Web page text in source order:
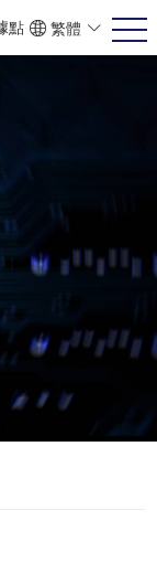
點 繁體
简体
ENG
POR